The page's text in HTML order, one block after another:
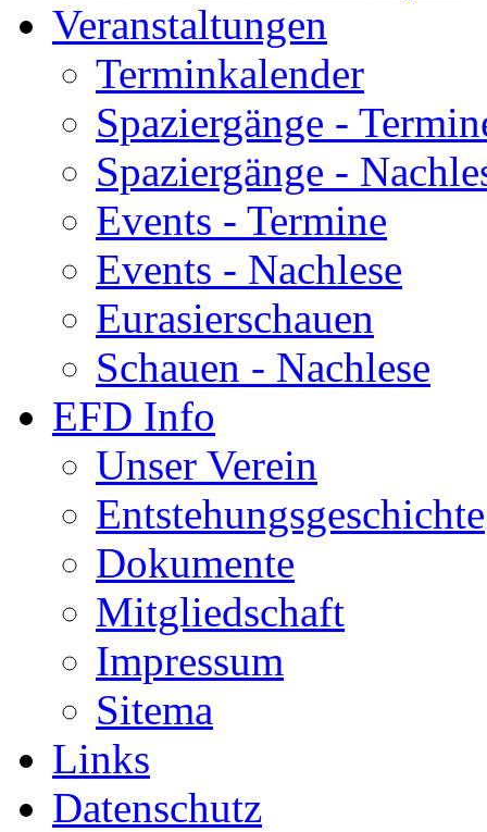
Veranstaltungen
Terminkalender
Spaziergänge -
Spaziergänge -
Events - Termine
Events - Nachlese
Eurasierschauen
Schauen - Nachlese
EFD Info
Unser Verein
Entstehungsgeschichte
Dokumente
Mitgliedschaft
Impressum
Sitema
Links
Datenschutz